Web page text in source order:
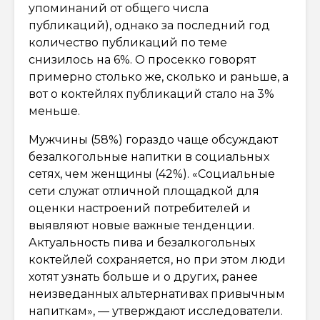
упоминаний от общего числа
публикаций), однако за последний год
количество публикаций по теме
снизилось на 6%. О просекко говорят
примерно столько же, сколько и раньше, а
вот о коктейлях публикаций стало на 3%
меньше.
Мужчины (58%) гораздо чаще обсуждают
безалкогольные напитки в социальных
сетях, чем женщины (42%). «Социальные
сети служат отличной площадкой для
оценки настроений потребителей и
выявляют новые важные тенденции.
Актуальность пива и безалкогольных
коктейлей сохраняется, но при этом люди
хотят узнать больше и о других, ранее
неизведанных альтернативах привычным
напиткам», — утверждают исследователи.